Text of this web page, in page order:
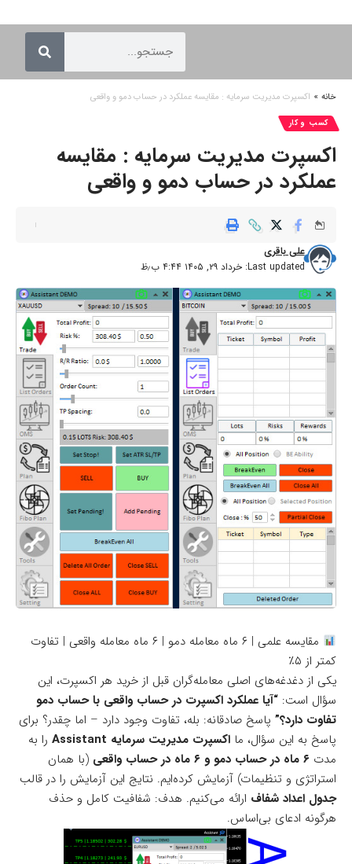
خانه » اکسپرت مدیریت سرمایه : مقایسه عملکرد در حساب دمو و واقعی
کسب و کار
اکسپرت مدیریت سرمایه : مقایسه
عملکرد در حساب دمو و واقعی
Last updated: خرداد ۲۹, ۱۴۰۵ ۴:۴۴ ب٫ظ
علی باقری
مقایسه علمی | ۶ ماه معامله دمو | ۶ ماه معامله واقعی | تفاوت
کمتر از ۵٪
یکی از دغدغه‌های اصلی معامله‌گران قبل از خرید هر اکسپرت، این
سؤال است: “آیا عملکرد اکسپرت در حساب واقعی با حساب دمو
تفاوت دارد؟” پاسخ صادقانه: بله، تفاوت وجود دارد – اما چقدر؟ برای
پاسخ به این سؤال، ما اکسپرت مدیریت سرمایه Assistant
را به
مدت ۶ ماه در حساب دمو و ۶ ماه در حساب واقعی
(با همان
استراتژی و تنظیمات) آزمایش کرده‌ایم. نتایج این آزمایش را در قالب
جدول اعداد شفاف ارائه می‌کنیم. هدف: شفافیت کامل و حذف
هرگونه ادعای بی‌اساس.